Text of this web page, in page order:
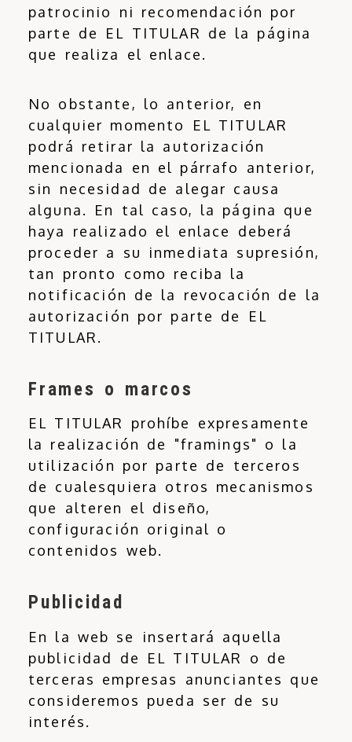
patrocinio ni recomendación por
parte de EL TITULAR de la página
que realiza el enlace.
No obstante, lo anterior, en
cualquier momento EL TITULAR
podrá retirar la autorización
mencionada en el párrafo anterior,
sin necesidad de alegar causa
alguna. En tal caso, la página que
haya realizado el enlace deberá
proceder a su inmediata supresión,
tan pronto como reciba la
notificación de la revocación de la
autorización por parte de EL
TITULAR.
Frames o marcos
EL TITULAR prohíbe expresamente
la realización de "framings" o la
utilización por parte de terceros
de cualesquiera otros mecanismos
que alteren el diseño,
configuración original o
contenidos web.
Publicidad
En la web se insertará aquella
publicidad de EL TITULAR o de
terceras empresas anunciantes que
consideremos pueda ser de su
interés.